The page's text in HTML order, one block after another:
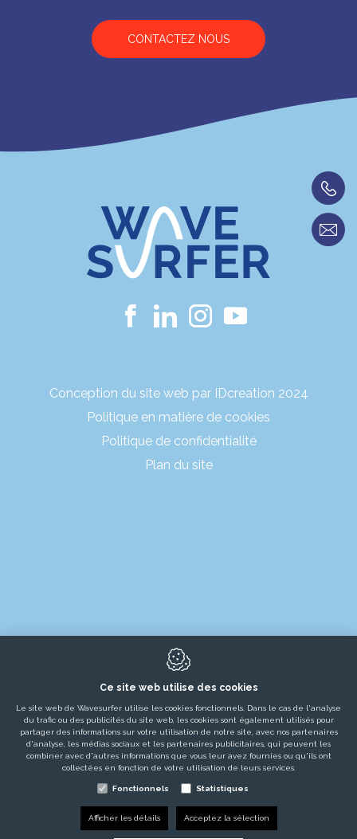
CONTACTEZ NOUS
Conception du site web par IDcreation 2024
Politique en matière de cookies
Politique de confidentialité
Plan du site
PRODUITS
LOCATIONS
MARCHÉS
PROJETS
TÉMOIGNAGES
SERVICES
Ce site web utilise des cookies
Le site web de Wavesurfer utilise les cookies fonctionnels. Dans le cas de l'analyse
du trafic ou des publicités du site web, les cookies sont également utilisés pour
partager des informations sur votre utilisation de notre site, avec nos partenaires
d'analyse, les médias sociaux et les partenaires publicitaires, qui peuvent les
combiner avec d'autres informations que vous leur avez fournies ou qu'ils ont
collectées en fonction de votre utilisation de leurs services.
Fonctionnels Statistiques
Afficher les détails Acceptez la sélection